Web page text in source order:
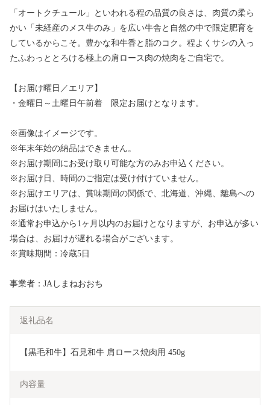
「オートクチュール」といわれる程の品質の良さは、肉質の柔ら
かい「未経産のメス牛のみ」を広い牛舎と自然の中で限定肥育を
しているからこそ。豊かな和牛香と脂のコク。程よくサシの入っ
たふわっととろける極上の肩ロース肉の焼肉をご自宅で。
【お届け曜日／エリア】
・金曜日～土曜日午前着 限定お届けとなります。
※画像はイメージです。
※年末年始の納品はできません。
※お届け期間にお受け取り可能な方のみお申込ください。
※お届け日、時間のご指定は受け付けていません。
※お届けエリアは、賞味期間の関係で、北海道、沖縄、離島への
お届けはいたしません。
※通常お申込から1ヶ月以内のお届けとなりますが、お申込が多い
場合は、お届けが遅れる場合がございます。
※賞味期間：冷蔵5日
事業者：JAしまねおおち
返礼品名
【黒毛和牛】石見和牛 肩ロース焼肉用 450g
内容量